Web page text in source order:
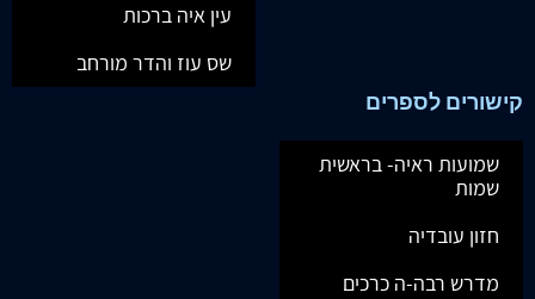
עין איה ברכות
שס עוז והדר מורחב
קישורים לספרים
שמועות ראיה- בראשית
שמות
חזון עובדיה
מדרש רבה-ה כרכים